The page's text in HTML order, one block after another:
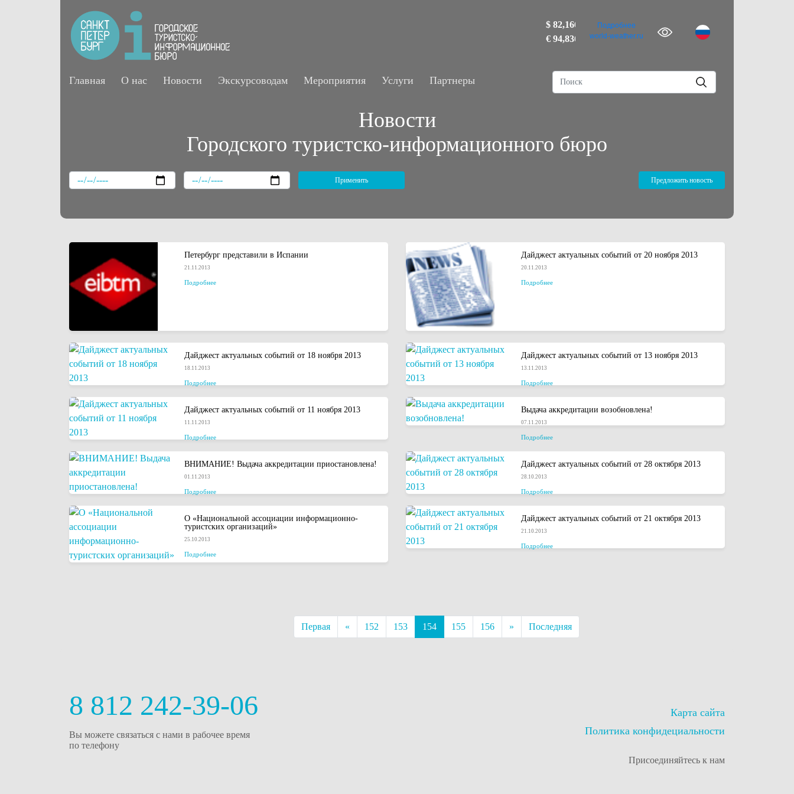
$ 82,1665
€ 94,8366
Подробнее
world-weather.ru
Главная О нас Новости Экскурсоводам Мероприятия Услуги Партнеры
Новости
Городского туристско-информационного бюро
Предложить новость
Петербург представили в Испании
21.11.2013
Подробнее
Дайджест актуальных событий от 20 ноября 2013
20.11.2013
Подробнее
Дайджест актуальных событий от 18 ноября 2013
18.11.2013
Подробнее
Дайджест актуальных событий от 13 ноября 2013
13.11.2013
Подробнее
Дайджест актуальных событий от 11 ноября 2013
11.11.2013
Подробнее
Выдача аккредитации возобновлена!
07.11.2013
Подробнее
ВНИМАНИЕ! Выдача аккредитации приостановлена!
01.11.2013
Подробнее
Дайджест актуальных событий от 28 октября 2013
28.10.2013
Подробнее
О «Национальной ассоциации информационно-
туристских организаций»
25.10.2013
Подробнее
Дайджест актуальных событий от 21 октября 2013
21.10.2013
Подробнее
Первая « 152 153 154 155 156 » Последняя
8 812 242-39-06
Вы можете связаться с нами в рабочее время
по телефону
Карта сайта
Политика конфидециальности
Присоединяйтесь к нам